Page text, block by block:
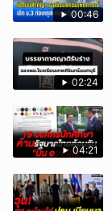
00:46
02:24
04:21